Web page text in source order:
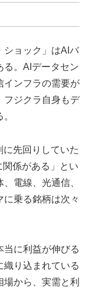
ショック」はAIバ
る。AIデータセン
インフラの需要が
フジクラ自身もデ
先回りしていた
係がある」とい
電線、光通信、
乗る銘柄は次々
当に利益が伸びる
織り込まれている
から、実需と利